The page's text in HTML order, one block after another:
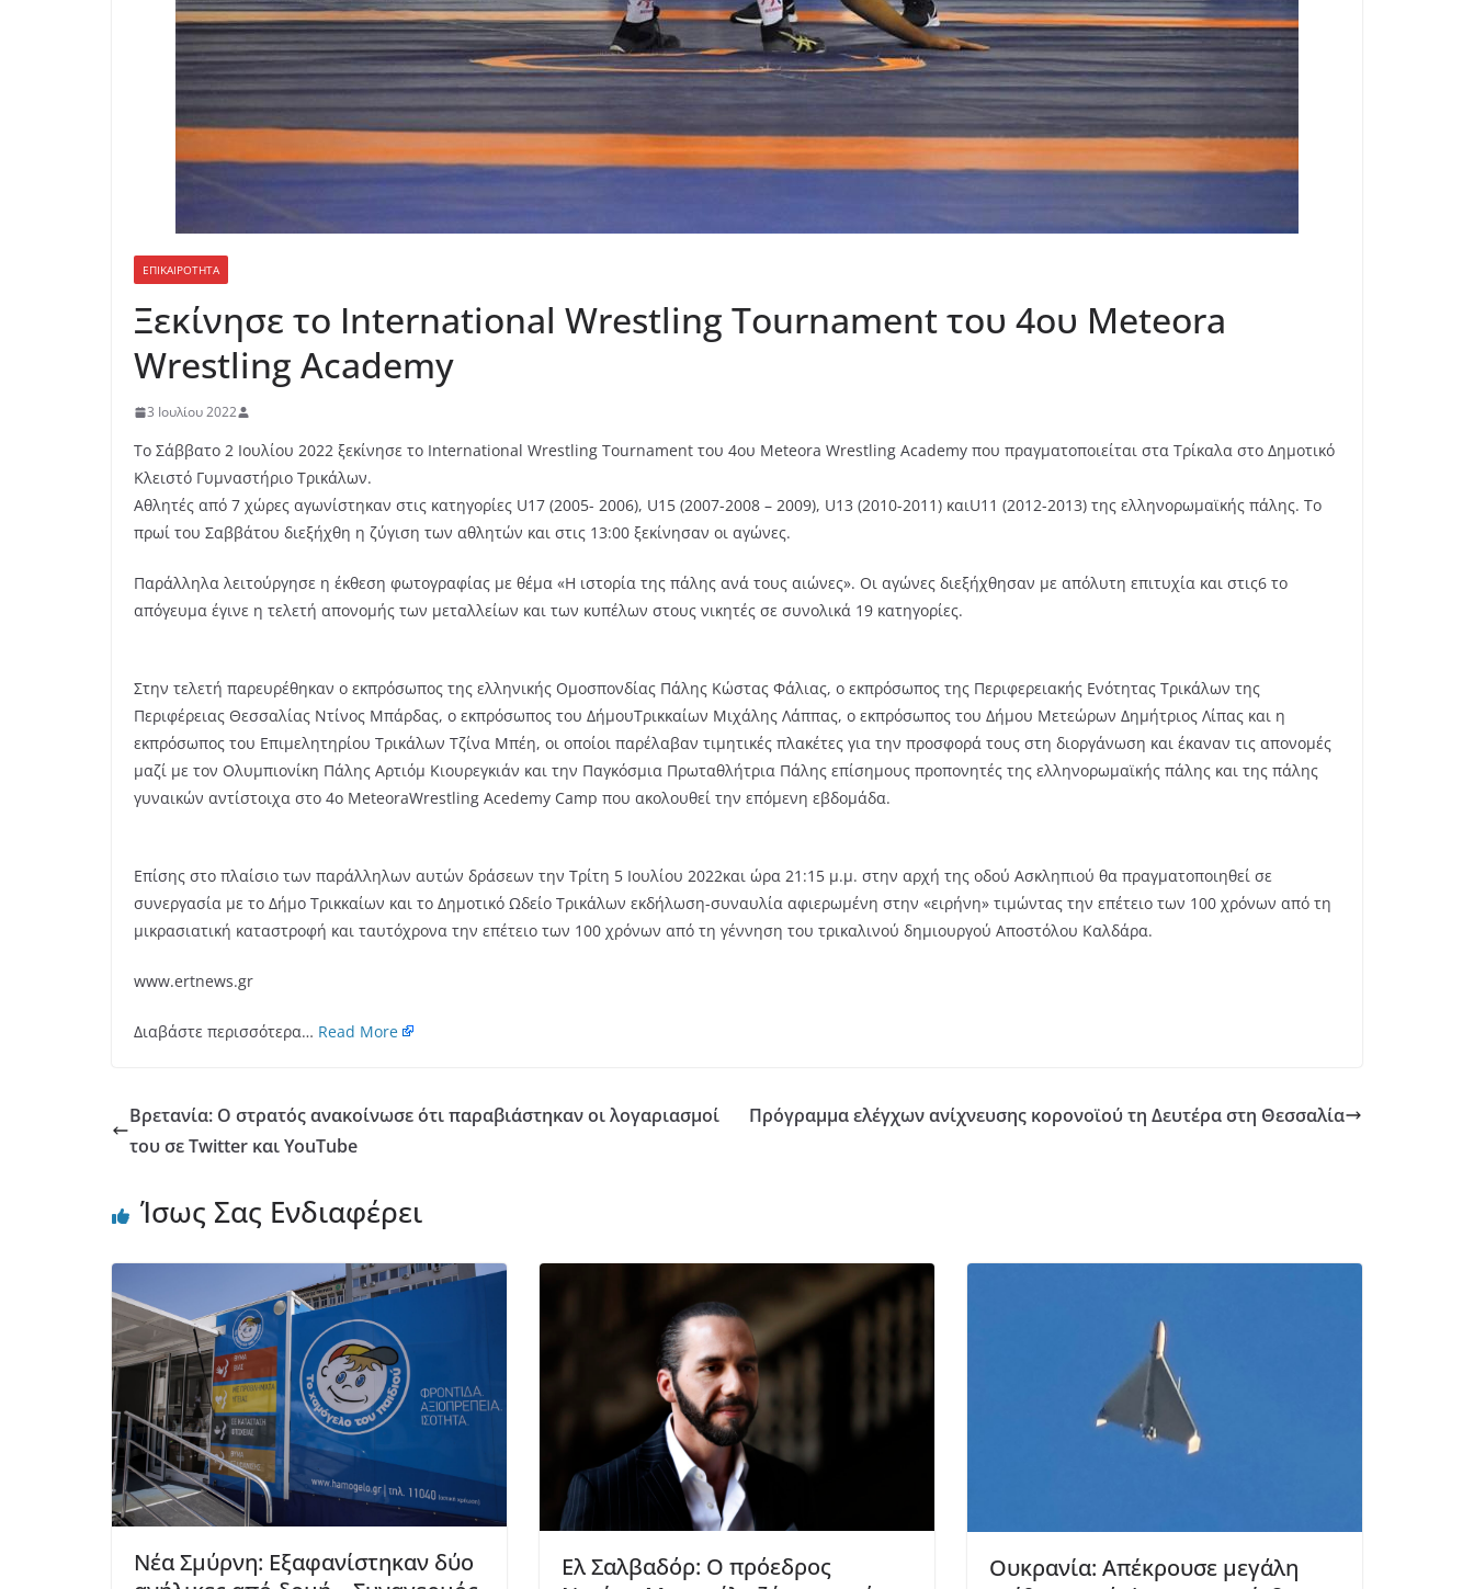
ΕΠΙΚΑΙΡΟΤΗΤΑ
Ξεκίνησε το International Wrestling Tournament του 4ου Meteora
Wrestling Academy
3 Ιουλίου 2022
Το Σάββατο 2 Ιουλίου 2022 ξεκίνησε το International Wrestling Tournament του 4ου Meteora Wrestling Academy που πραγματοποιείται στα Τρίκαλα στο Δημοτικό
Κλειστό Γυμναστήριο Τρικάλων.
Αθλητές από 7 χώρες αγωνίστηκαν στις κατηγορίες U17 (2005- 2006), U15 (2007-2008 – 2009), U13 (2010-2011) καιU11 (2012-2013) της ελληνορωμαϊκής πάλης. Το
πρωί του Σαββάτου διεξήχθη η ζύγιση των αθλητών και στις 13:00 ξεκίνησαν οι αγώνες.
Παράλληλα λειτούργησε η έκθεση φωτογραφίας με θέμα «Η ιστορία της πάλης ανά τους αιώνες». Οι αγώνες διεξήχθησαν με απόλυτη επιτυχία και στις6 το
απόγευμα έγινε η τελετή απονομής των μεταλλείων και των κυπέλων στους νικητές σε συνολικά 19 κατηγορίες.
Στην τελετή παρευρέθηκαν ο εκπρόσωπος της ελληνικής Ομοσπονδίας Πάλης Κώστας Φάλιας, ο εκπρόσωπος της Περιφερειακής Ενότητας Τρικάλων της
Περιφέρειας Θεσσαλίας Ντίνος Μπάρδας, ο εκπρόσωπος του ΔήμουΤρικκαίων Μιχάλης Λάππας, ο εκπρόσωπος του Δήμου Μετεώρων Δημήτριος Λίπας και η
εκπρόσωπος του Επιμελητηρίου Τρικάλων Τζίνα Μπέη, οι οποίοι παρέλαβαν τιμητικές πλακέτες για την προσφορά τους στη διοργάνωση και έκαναν τις απονομές
μαζί με τον Ολυμπιονίκη Πάλης Αρτιόμ Κιουρεγκιάν και την Παγκόσμια Πρωταθλήτρια Πάλης επίσημους προπονητές της ελληνορωμαϊκής πάλης και της πάλης
γυναικών αντίστοιχα στο 4ο MeteoraWrestling Acedemy Camp που ακολουθεί την επόμενη εβδομάδα.
Επίσης στο πλαίσιο των παράλληλων αυτών δράσεων την Τρίτη 5 Ιουλίου 2022και ώρα 21:15 μ.μ. στην αρχή της οδού Ασκληπιού θα πραγματοποιηθεί σε
συνεργασία με το Δήμο Τρικκαίων και το Δημοτικό Ωδείο Τρικάλων εκδήλωση-συναυλία αφιερωμένη στην «ειρήνη» τιμώντας την επέτειο των 100 χρόνων από τη
μικρασιατική καταστροφή και ταυτόχρονα την επέτειο των 100 χρόνων από τη γέννηση του τρικαλινού δημιουργού Αποστόλου Καλδάρα.
www.ertnews.gr
Διαβάστε περισσότερα… Read More
Βρετανία: Ο στρατός ανακοίνωσε ότι παραβιάστηκαν οι λογαριασμοί
του σε Twitter και YouTube
Πρόγραμμα ελέγχων ανίχνευσης κορονοϊού τη Δευτέρα στη Θεσσαλία
Ίσως Σας Ενδιαφέρει
Νέα Σμύρνη: Εξαφανίστηκαν δύο
Ελ Σαλβαδόρ: Ο πρόεδρος
Ουκρανία: Απέκρουσε μεγάλη